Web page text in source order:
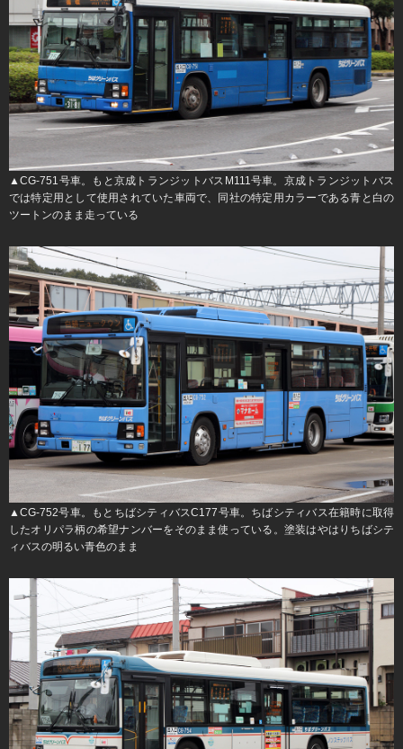
▲CG-751号車。もと京成トランジットバスM111号車。京成トランジットバス
では特定用として使用されていた車両で、同社の特定用カラーである青と白の
ツートンのまま走っている
▲CG-752号車。もとちばシティバスC177号車。ちばシティバス在籍時に取得
したオリパラ柄の希望ナンバーをそのまま使っている。塗装はやはりちばシテ
ィバスの明るい青色のまま